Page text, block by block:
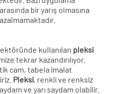
bir yarış olmasına
kullanılan pleksi
tekrar kazandırılıyor.
cam, tabela imalat
Pleksi, renkli ve renksiz
ve yarı saydam olabilir.